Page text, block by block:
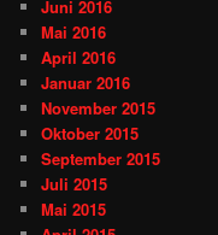
Juni 2016
Mai 2016
April 2016
Januar 2016
November 2015
Oktober 2015
September 2015
Juli 2015
Mai 2015